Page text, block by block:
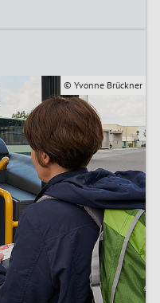
© Yvonne Brückner